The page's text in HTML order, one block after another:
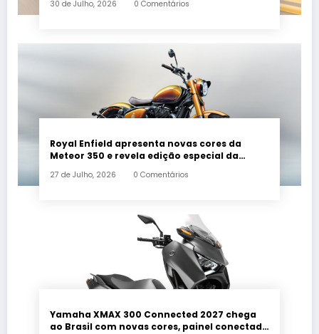
30 de Julho, 2026 0 Comentários
Royal Enfield apresenta novas cores da
Meteor 350 e revela edição especial da
27 de Julho, 2026 0 Comentários
Yamaha XMAX 300 Connected 2027 chega
ao Brasil com novas cores, painel conectado